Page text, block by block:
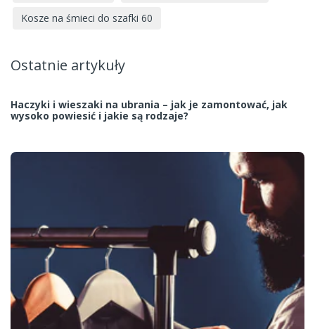
Kosze na śmieci do szafki 60
Ostatnie artykuły
Haczyki i wieszaki na ubrania – jak je zamontować, jak
wysoko powiesić i jakie są rodzaje?